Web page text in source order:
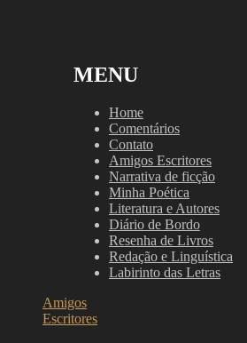
MENU
Home
Comentários
Contato
Amigos Escritores
Narrativa de ficção
Minha Poética
Literatura e Autores
Diário de Bordo
Resenha de Livros
Redação e Linguística
Labirinto das Letras
Amigos
Escritores